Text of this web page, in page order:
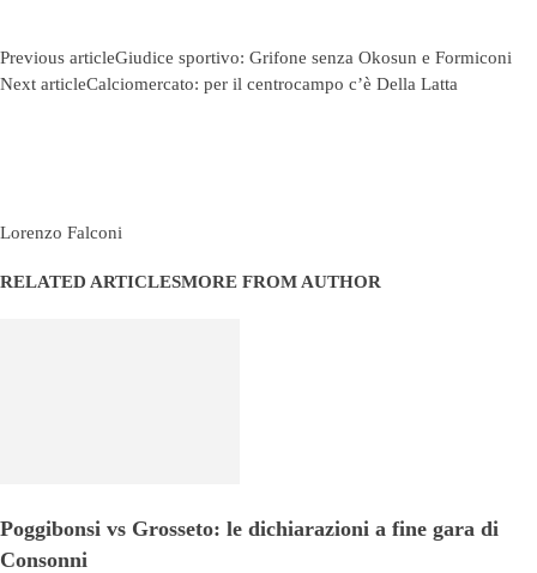
Previous articleGiudice sportivo: Grifone senza Okosun e Formiconi
Next articleCalciomercato: per il centrocampo c’è Della Latta
Lorenzo Falconi
RELATED ARTICLESMORE FROM AUTHOR
Poggibonsi vs Grosseto: le dichiarazioni a fine gara di
Consonni